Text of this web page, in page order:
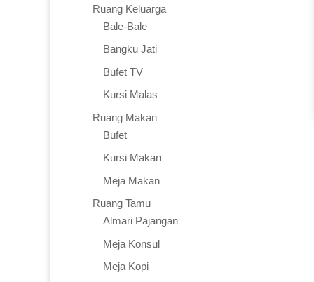
Ruang Keluarga
Bale-Bale
Bangku Jati
Bufet TV
Kursi Malas
Ruang Makan
Bufet
Kursi Makan
Meja Makan
Ruang Tamu
Almari Pajangan
Meja Konsul
Meja Kopi